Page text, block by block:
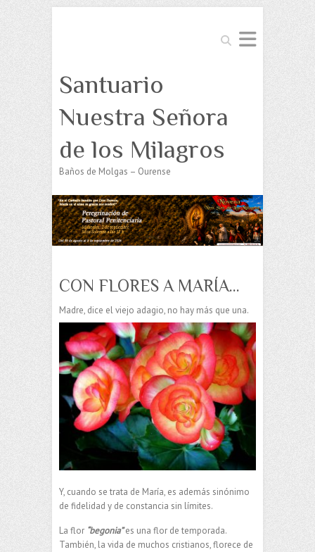
Buscar
Santuario
Nuestra Señora
de los Milagros
Baños de Molgas – Ourense
CON FLORES A MARÍA…
Madre, dice el viejo adagio, no hay más que una.
Y, cuando se trata de María, es además sinónimo
de fidelidad y de constancia sin límites.
La flor “begonia” es una flor de temporada.
También, la vida de muchos cristianos, florece de